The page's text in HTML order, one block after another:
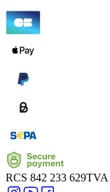
RCS 842 233 629TVA